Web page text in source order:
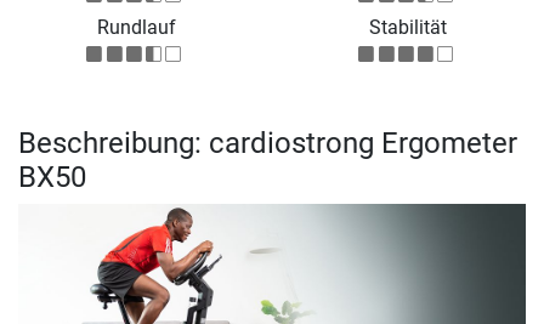
Rundlauf Stabilität
Beschreibung: cardiostrong Ergometer
BX50